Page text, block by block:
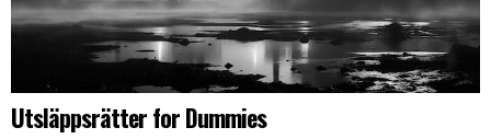
Utsläppsrätter for Dummies